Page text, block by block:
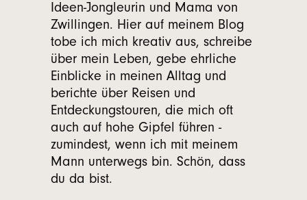
Ideen-Jongleurin und Mama von
Zwillingen. Hier auf meinem Blog
tobe ich mich kreativ aus, schreibe
über mein Leben, gebe ehrliche
Einblicke in meinen Alltag und
berichte über Reisen und
Entdeckungstouren, die mich oft
auch auf hohe Gipfel führen -
zumindest, wenn ich mit meinem
Mann unterwegs bin. Schön, dass
du da bist.